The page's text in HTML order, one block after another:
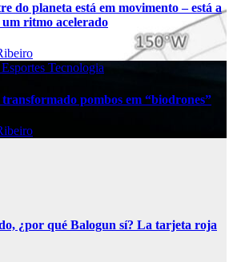
do planeta está em movimento – está a
ritmo acelerado
Esportes Tecnologia
pombos em “biodrones”
¿por qué Balogun sí? La tarjeta roja